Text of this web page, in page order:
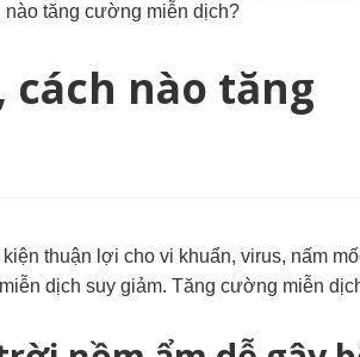
nào tăng cường miễn dịch?
nào tăng
thuận lợi cho vi khuẩn, virus, nấm
dịch suy giảm. Tăng cường miễn